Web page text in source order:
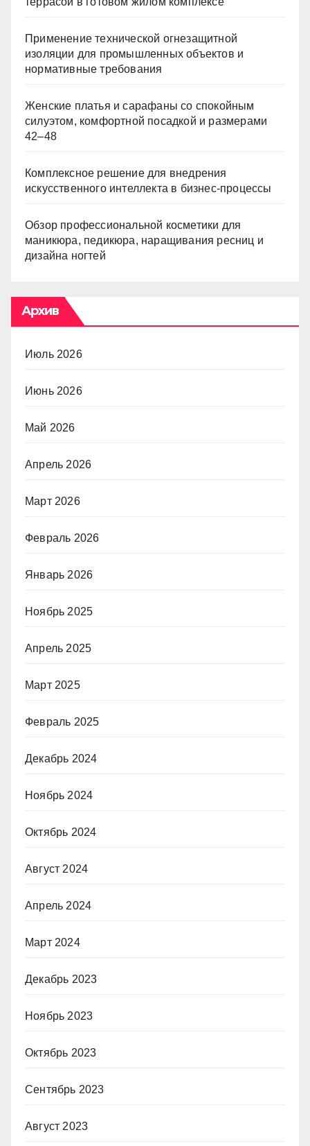
Применение технической огнезащитной
изоляции для промышленных объектов и
нормативные требования
Женские платья и сарафаны со спокойным
силуэтом, комфортной посадкой и размерами
42–48
Комплексное решение для внедрения
искусственного интеллекта в бизнес-процессы
Обзор профессиональной косметики для
маникюра, педикюра, наращивания ресниц и
дизайна ногтей
Архив
Июль 2026
Июнь 2026
Май 2026
Апрель 2026
Март 2026
Февраль 2026
Январь 2026
Ноябрь 2025
Апрель 2025
Март 2025
Февраль 2025
Декабрь 2024
Ноябрь 2024
Октябрь 2024
Август 2024
Апрель 2024
Март 2024
Декабрь 2023
Ноябрь 2023
Октябрь 2023
Сентябрь 2023
Август 2023